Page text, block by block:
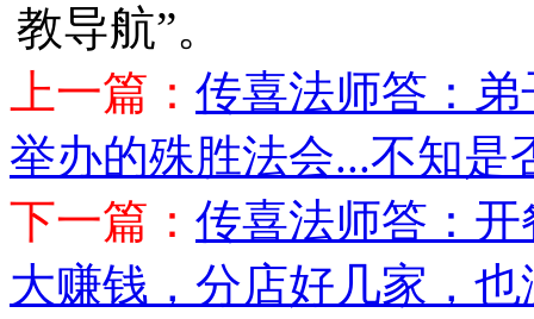
教导航”。
上一篇： 传喜法师答：
举办的殊胜法会...不知
下一篇： 传喜法师答：
大赚钱，分店好几家，